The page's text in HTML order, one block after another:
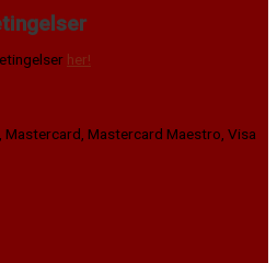
her!
Mastercard, Mastercard Maestro, Visa